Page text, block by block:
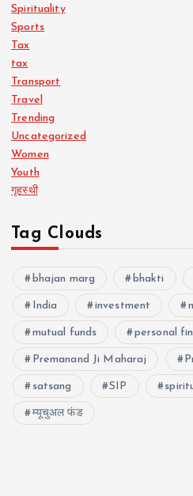
Spirituality
Sports
Tax
tax
Transport
Travel
Trending
Uncategorized
Women
Youth
गृहस्थी
Tag Clouds
bhajan marg bhakti
India investment
mutual funds personal
Premanand Ji Maharaj
satsang SIP
म्यूचुअल फंड